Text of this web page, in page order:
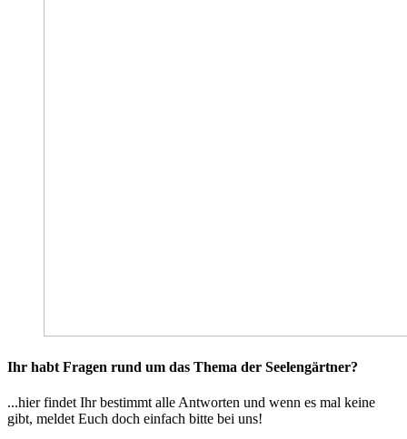
Ihr habt Fragen rund um das Thema der Seelengärtner?
...hier findet Ihr bestimmt alle Antworten und wenn es mal keine
gibt, meldet Euch doch einfach bitte bei uns!